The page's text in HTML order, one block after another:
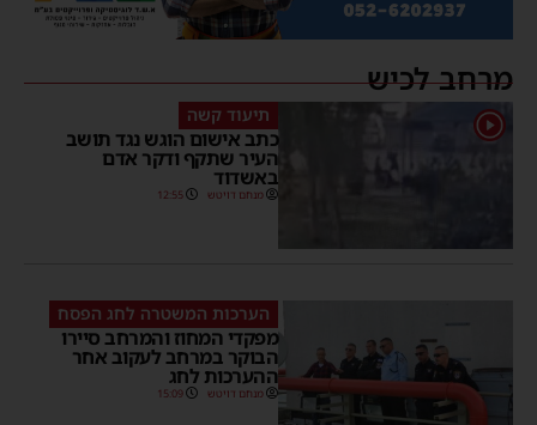
מרחב לכיש
1 תיעוד קשה
כתב אישום הוגש נגד תושב
העיר שתקף ודקר אדם
באשדוד
מנחם דויטש 12:55
הערכות המשטרה לחג הפסח
מפקדי המחוז והמרחב סיירו
הבוקר במרחב לעקוב אחר
ההערכות לחג
מנחם דויטש 15:09